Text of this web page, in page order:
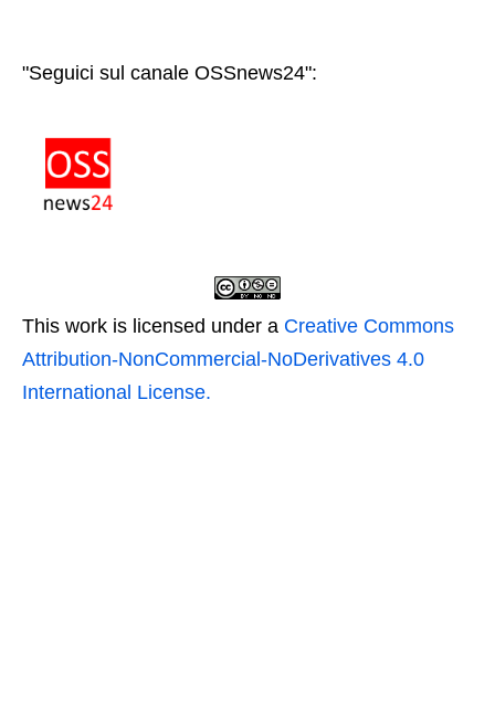
"Seguici sul canale OSSnews24":
This work is licensed under a Creative Commons
Attribution-NonCommercial-NoDerivatives 4.0
International License.